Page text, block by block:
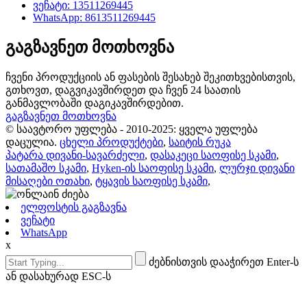
ვეჩატი: 13511269445
WhatsApp: 8613511269445
გაგზავნეთ მოთხოვნა
ჩვენი პროდუქციის ან ფასების შესახებ შეკითხვებისთვის,
გთხოვთ, დაგვიკავშირდეთ და ჩვენ 24 საათის
განმავლობაში დაგიკავშირდებით.
გაგზავნეთ მოთხოვნა
© საავტორო უფლება - 2010-2025: ყველა უფლება
დაცულია. ცხელი პროდუქტები, საიტის რუკა
პატარა დივანი-სავარძელი, დასაკეცი საოფისე სკამი,
სათამაშო სკამი, Hyken-ის საოფისე სკამი, ლურჯი დივანი
მისაღები ოთახი, ტყავის საოფისე სკამი,
ელფოსტის გაგზავნა
ვეჩატი
WhatsApp
x
ძებნისთვის დააჭირეთ Enter-ს
ან დასახურად ESC-ს